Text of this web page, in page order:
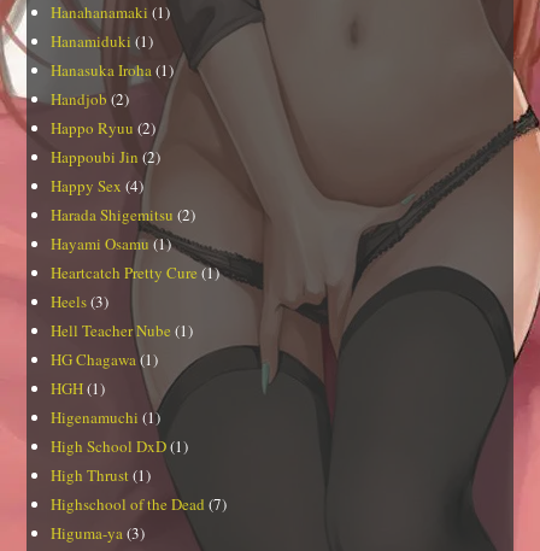
Hanahanamaki (1)
Hanamiduki (1)
Hanasuka Iroha(1)
Handjob (2)
Happo Ryuu (2)
Happoubi Jin (2)
Happy Sex (4)
Harada Shigemitsu (2)
Hayami Osamu (1)
Heartcatch Pretty Cure (1)
Heels(3)
Hell Teacher Nube (1)
HG Chagawa(1)
HGH(1)
Higenamuchi (1)
High School DxD(1)
High Thrust(1)
Highschool of the Dead (7)
Higuma-ya(3)